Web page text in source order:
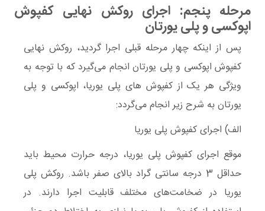
مرحله پنجم: اجرای روکش نهایی کفپوش
اپوکسی و پلی یورتان
پس از اینکه چهار مرحله قبلی اجرا گردید، روکش نهایی
کفپوش اپوکسی و پلی یورتان انجام می‌گیرد که با توجه به
ویژگی هر یک از کفپوش های پلی یوریا، اپوکسی و پلی
یورتان به شرح زیر انجام می‌گردد:
الف) اجرای کفپوش پلی یوریا
موقع اجرای کفپوش پلی یوریا، درجه حرارت محیط باید
حداقل 3 درجه سانتی گراد بالای صفر باشد. روکش پلی
یوریا در ضخامت‌های مختلف قابلیت اجرا دارند. در